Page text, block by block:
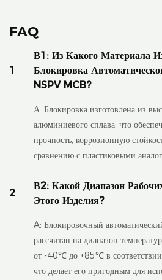
FAQ
1
В1: Из Какого Материала
Блокировка
NSPV MCB?
А: Блокировка изготовлена ​​из
алюминиевого сплава, что
прочность, коррозионную
сравнению с пластиковыми
2
В2: Какой Диапазон
Этого Изделия?
A: Блокировочный
рассчитан на диапазон
от -40℃ до +85℃ в соответствии
что делает его пригодным для